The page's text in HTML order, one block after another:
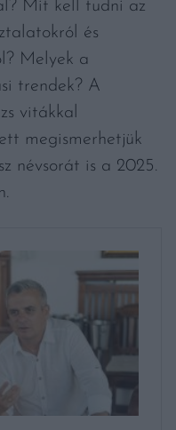
Mit kell tudni az
és
Melyek a
trendek? A
vitákkal
megismerhetjük
névsorát is a 2025.